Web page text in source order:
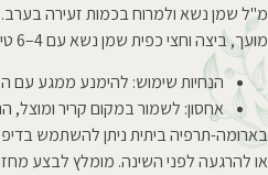
מ"ל שמן נשא ולמרוח בכמות זעירה
מועך, ביצה וחצי כפית שמן נשא עם 4–6 טיפות שמן אתרי לפי סוג השיער.
הנחיות שימוש: להימנע ממגע עם
אחסון: לשמור במקום קריר ומוצל,
בארומה-תרפיה ביתית ניתן להשתמש